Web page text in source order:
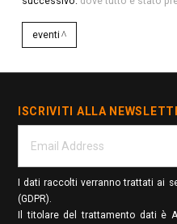
eventi
ISCRIVITI ALLA
I dati raccolti verranno trattati ai
(GDPR).
Il titolare del trattamento dati è